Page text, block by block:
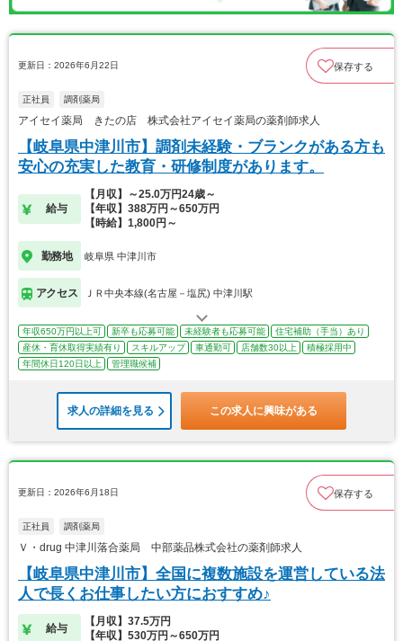
更新日：2026年6月22日 保存する
正社員 調剤薬局
アイセイ薬局 きたの店 株式会社アイセイ薬局の薬剤師求人
【岐阜県中津川市】調剤未経験・ブランクがある方も
安心の充実した教育・研修制度があります。
給与
【月収】～25.0万円24歳～
【年収】388万円～650万円
【時給】1,800円～
勤務地 岐阜県 中津川市
アクセス ＪＲ中央本線(名古屋－塩尻) 中津川駅
年収650万円以上可 新卒も応募可能 未経験者も応募可能
住宅補助（手当）あり
産休・育休取得実績有り
スキルアップ 車通勤可 店舗数30以上
積極採用中
年間休日120日以上
管理職候補
求人の詳細を見る この求人に興味がある
更新日：2026年6月18日 保存する
正社員 調剤薬局
Ｖ・drug 中津川落合薬局 中部薬品株式会社の薬剤師求人
【岐阜県中津川市】全国に複数施設を運営している法
人で長くお仕事したい方におすすめ♪
給与
【月収】37.5万円
【年収】530万円～650万円